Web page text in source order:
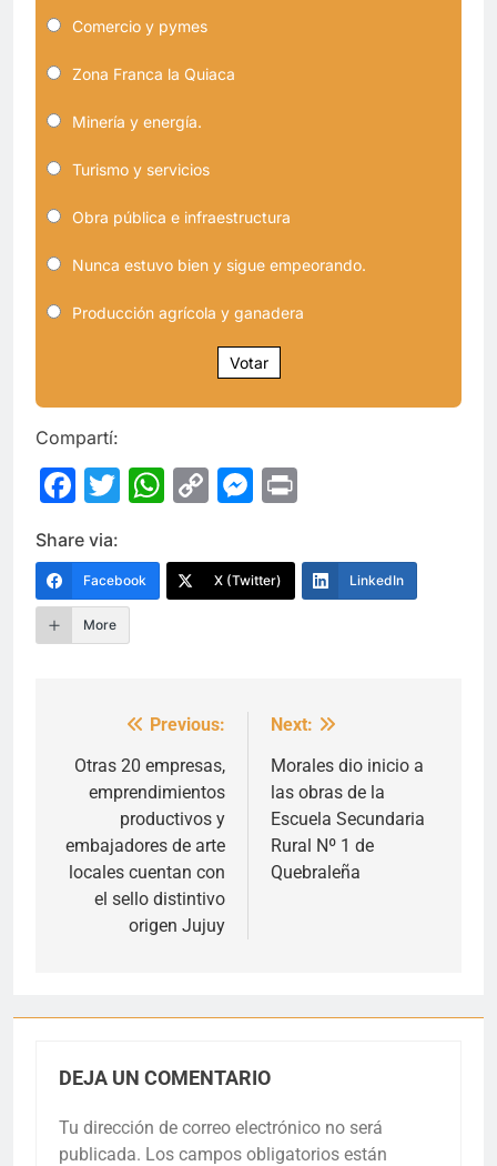
Comercio y pymes
Zona Franca la Quiaca
Minería y energía.
Turismo y servicios
Obra pública e infraestructura
Nunca estuvo bien y sigue empeorando.
Producción agrícola y ganadera
Votar
Compartí:
Facebook
Twitter
WhatsApp
CopyMessenger
Share via:
Facebook X (Twitter) LinkedIn
More
Navegación
de
entradas
Previous:
Otras 20 empresas,
emprendimientos
productivos y
embajadores de arte
locales cuentan con
el sello distintivo
origen Jujuy
Next:
Morales dio inicio a
las obras de la
Escuela Secundaria
Rural Nº 1 de
Quebraleña
DEJA UN COMENTARIO
Tu dirección de correo electrónico no será
publicada. Los campos obligatorios están